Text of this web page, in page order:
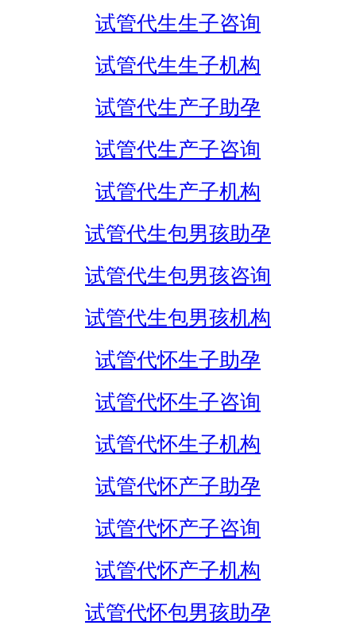
试管代生生子咨询
试管代生生子机构
试管代生产子助孕
试管代生产子咨询
试管代生产子机构
试管代生包男孩助孕
试管代生包男孩咨询
试管代生包男孩机构
试管代怀生子助孕
试管代怀生子咨询
试管代怀生子机构
试管代怀产子助孕
试管代怀产子咨询
试管代怀产子机构
试管代怀包男孩助孕